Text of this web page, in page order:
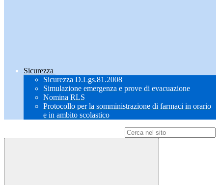
Sicurezza
Sicurezza D.Lgs.81.2008
Simulazione emergenza e prove di evacuazione
Nomina RLS
Protocollo per la somministrazione di farmaci in orario
e in ambito scolastico